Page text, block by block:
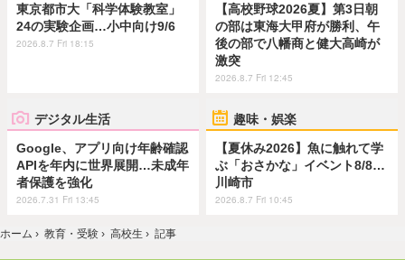
東京都市大「科学体験教室」
24の実験企画…小中向け9/6
2026.8.7 Fri 18:15
【高校野球2026夏】第3日朝
の部は東海大甲府が勝利、午
後の部で八幡商と健大高崎が
激突
2026.8.7 Fri 12:45
デジタル生活
Google、アプリ向け年齢確認
APIを年内に世界展開…未成年
者保護を強化
2026.7.31 Fri 13:45
趣味・娯楽
【夏休み2026】魚に触れて学
ぶ「おさかな」イベント8/8…
川崎市
2026.8.7 Fri 10:45
ホーム › 教育・受験 › 高校生 › 記事